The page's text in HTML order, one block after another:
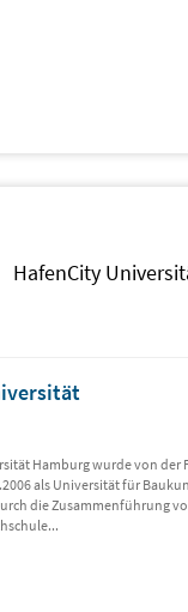
HafenCity
Hamburg wurde von der
als Universität für
die Zusammenführung